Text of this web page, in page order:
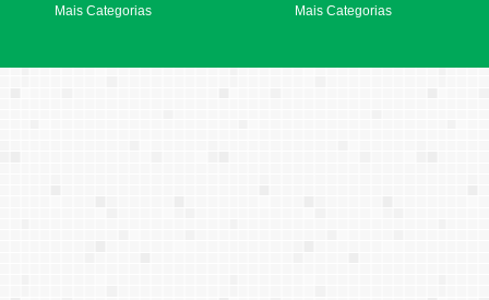
Mais Categorias
Mais Categorias